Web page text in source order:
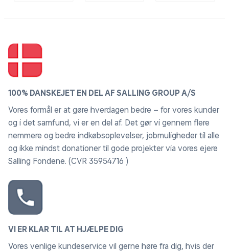
100% DANSKEJET EN DEL AF SALLING GROUP A/S
Vores formål er at gøre hverdagen bedre – for vores kunder
og i det samfund, vi er en del af. Det gør vi gennem flere
nemmere og bedre indkøbsoplevelser, jobmuligheder til alle
og ikke mindst donationer til gode projekter via vores ejere
Salling Fondene. (CVR 35954716 )
VI ER KLAR TIL AT HJÆLPE DIG
Vores venlige kundeservice vil gerne høre fra dig, hvis der